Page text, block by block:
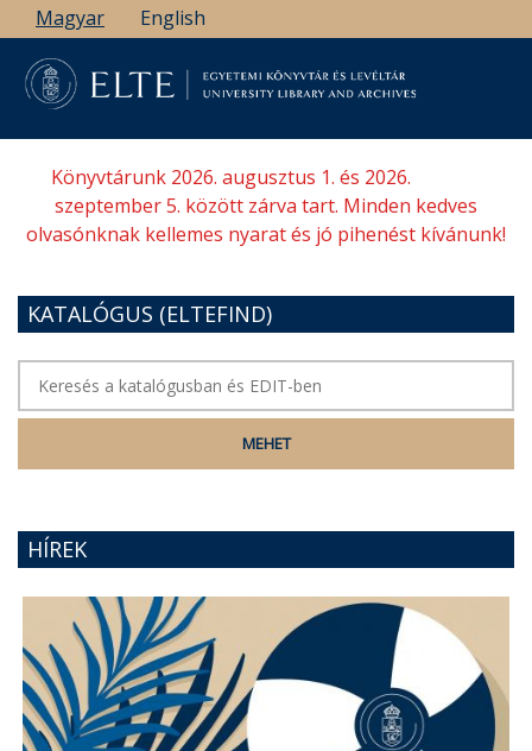
Ugrás
a
tartalomra
Magyar English
Könyvtárunk 2026. augusztus 1. és 2026.
szeptember 5. között zárva tart. Minden kedves
olvasónknak kellemes nyarat és jó pihenést kívánunk!
KATALÓGUS (ELTEFIND)
HÍREK